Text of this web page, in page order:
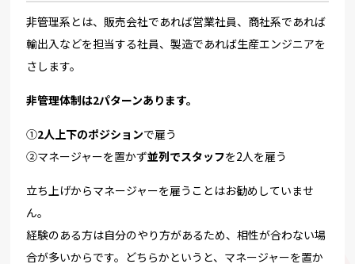
非管理系とは、販売会社であれば営業社員、商社系であれば
輸出入などを担当する社員、製造であれば生産エンジニアを
さします。
非管理体制は2パターンあります。
①2人上下のポジションで雇う
②マネージャーを置かず並列でスタッフを2人を雇う
立ち上げからマネージャーを雇うことはお勧めしていませ
ん。
経験のある方は自分のやり方があるため、相性が合わない場
合が多いからです。どちらかというと、マネージャーを置か